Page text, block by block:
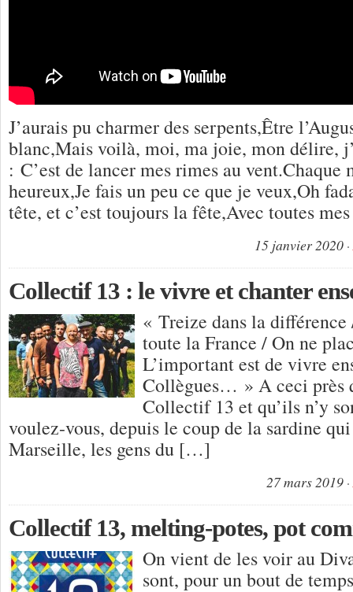
J’aurais pu charmer des serpents,Être
blanc,Mais voilà, moi, ma joie, mon délire,
: C’est de lancer mes rimes au vent.Chaque
heureux,Je fais un peu ce que je veux,Oh
tête, et c’est toujours la fête,Avec toutes
15 janvier 2020
Collectif 13 : le vivre et chanter
« Treize dans la
toute la France / On ne
L’important est de vivre
Collègues… » A ceci près
Collectif 13 et qu’ils n’y
voulez-vous, depuis le coup de la sardine
Marseille, les gens du […]
27 mars 2019
Collectif 13, melting-potes, pot
On vient de les voir au
sont, pour un bout de